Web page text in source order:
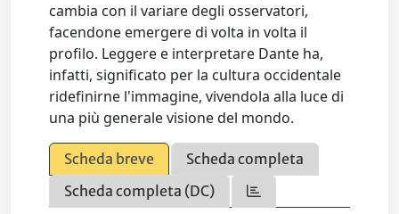
cambia con il variare degli osservatori,
facendone emergere di volta in volta il
profilo. Leggere e interpretare Dante ha,
infatti, significato per la cultura occidentale
ridefinirne l'immagine, vivendola alla luce di
una più generale visione del mondo.
Scheda breve
Scheda completa
Scheda completa (DC)